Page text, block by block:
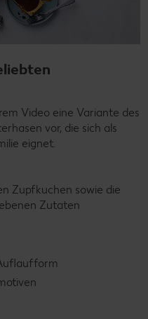
Video eine Variante des
vor, die sich als
eignet.
Zupfkuchen sowie die
Zutaten